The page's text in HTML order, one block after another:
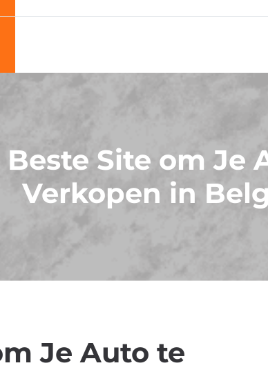
Beste Site om Je
Verkopen in
Je Auto te